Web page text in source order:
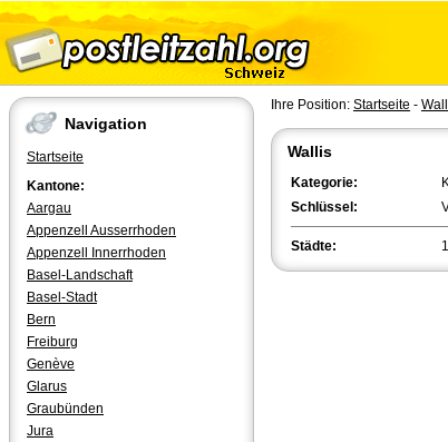
Navigation
Startseite
Kantone:
Aargau
Appenzell Ausserrhoden
Appenzell Innerrhoden
Basel-Landschaft
Basel-Stadt
Bern
Freiburg
Genève
Glarus
Graubünden
Jura
Ihre Position: Startseite -
Wallis
Kategorie:
Schlüssel:
Städte: